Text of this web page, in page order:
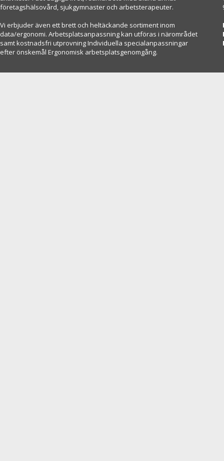
företagshälsovård, sjukgymnaster och arbetsterapeuter.
Vi erbjuder även ett brett och heltäckande sortiment inom
data/ergonomi. Arbetsplatsanpassning kan utföras i närområdet
samt kostnadsfri utprovning Individuella specialanpassningar
efter önskemål Ergonomisk arbetsplatsgenomgång.